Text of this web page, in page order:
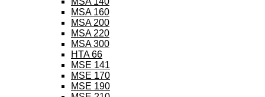
MSA 160
MSA 200
MSA 220
MSA 300
HTA 66
MSE 141
MSE 170
MSE 190